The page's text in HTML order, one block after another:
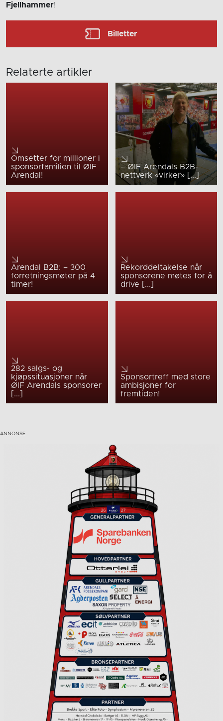
Fjellhammer!
Billetter
Relaterte artikler
Omsetter for millioner i
sponsorfamilien til ØIF
Arendal!
– ØIF Arendals B2B-
nettverk «virker» [...]
Arendal B2B: – 300
forretningsmøter på 4
timer!
Rekorddeltakelse når
sponsorene møtes for å
drive [...]
282 salgs- og
kjøpssituasjoner når
ØIF Arendals sponsorer
[...]
Sponsortreff med store
ambisjoner for
fremtiden!